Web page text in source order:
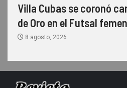
Villa Cubas se coronó
de Oro en el Futsal
8 agosto, 2026